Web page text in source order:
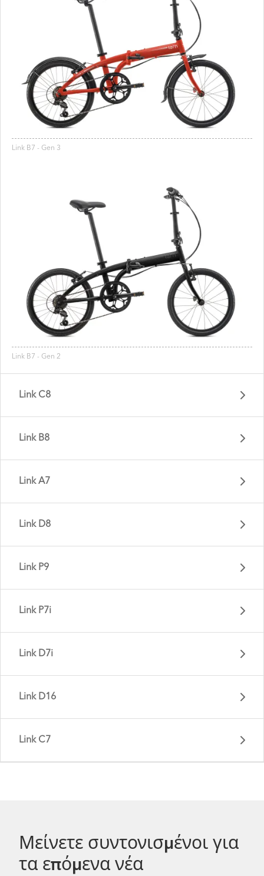
Link B7 - Gen 3
Link B7 - Gen 2
Link C8
Link B8
Link A7
Link D8
Link P9
Link P7i
Link D7i
Link D7i - Gen 1
Link D16
Link C7
Μείνετε συντονισμένοι για
τα επόμενα νέα